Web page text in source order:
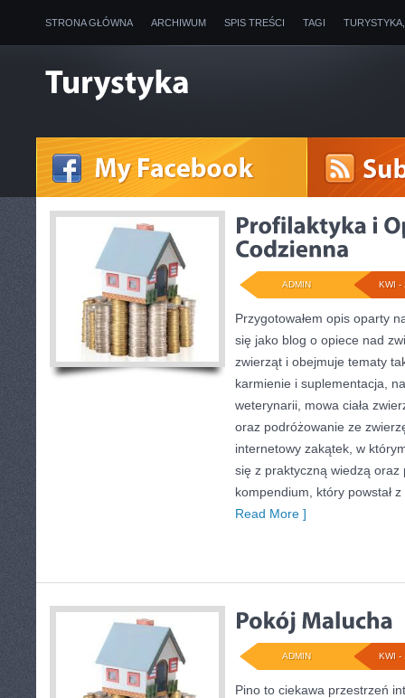
STRONA GŁÓWNA ARCHIWUM SPIS TREŚCI TAGI
KWI -
ADMIN
Przygotowałem opis oparty
się jako blog o opiece nad
zwierząt i obejmuje tematy
karmienie i suplementacja,
weterynarii, mowa ciała
oraz podróżowanie ze
internetowy zakątek, w
się z praktyczną wiedzą oraz
kompendium, który powstał
Read More ]
KWI -
ADMIN
Pino to ciekawa przestrzeń